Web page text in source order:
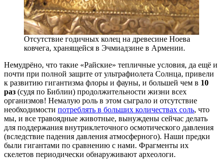
Отсутствие годичных колец на древесине Ноева
ковчега, хранящейся в Эчмиадзине в Армении.
Немудрёно, что такие «Райские» тепличные условия, да ещё и
почти при полной защите от ультрафиолета Солнца, привели
к развитию гигантизма флоры и фауны, и большей чем в 10
раз (судя по Библии) продолжительности жизни всех
организмов! Немалую роль в этом сыграло и отсутствие
необходимости потреблять в больших количествах соль, что
мы, и все травоядные животные, вынуждены сейчас делать
для поддержания внутриклеточного осмотического давления
(вследствие падения давления атмосферного). Наши предки
были гигантами по сравнению с нами. Фрагменты их
скелетов периодически обнаруживают археологи.